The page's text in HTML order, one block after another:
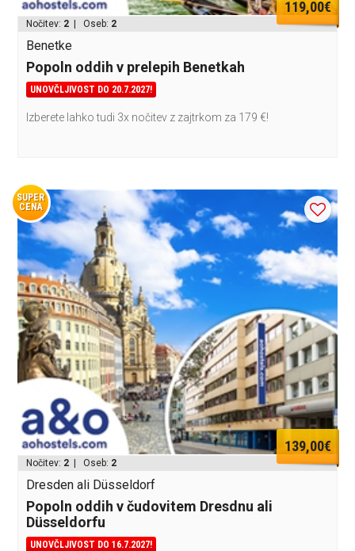
119,00€
Nočitev: 2 | Oseb: 2
Benetke
Popoln oddih v prelepih Benetkah
UNOVČLJIVOST DO 20.7.2027!
Izberete lahko tudi 3x nočitev z zajtrkom za 179 €!
SUPER
CENA
139,00€
Nočitev: 2 | Oseb: 2
Dresden ali Düsseldorf
Popoln oddih v čudovitem Dresdnu ali
Düsseldorfu
UNOVČLJIVOST DO 16.7.2027!